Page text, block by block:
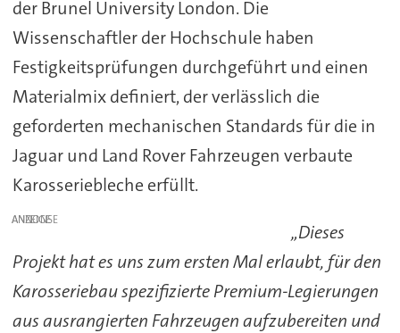
der Brunel University London. Die
Wissenschaftler der Hochschule haben
Festigkeitsprüfungen durchgeführt und einen
Materialmix definiert, der verlässlich die
geforderten mechanischen Standards für die in
Jaguar und Land Rover Fahrzeugen verbaute
Karosseriebleche erfüllt.
ANZEIGE
„Dieses
Projekt hat es uns zum ersten Mal erlaubt, für den
Karosseriebau spezifizierte Premium-Legierungen
aus ausrangierten Fahrzeugen aufzubereiten und